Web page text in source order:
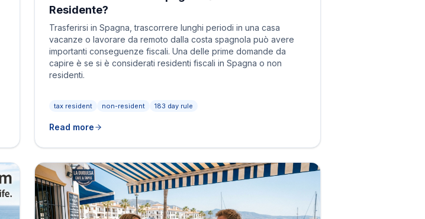
Residente?
Trasferirsi in Spagna, trascorrere lunghi periodi in una casa
vacanze o lavorare da remoto dalla costa spagnola può avere
importanti conseguenze fiscali. Una delle prime domande da
capire è se si è considerati residenti fiscali in Spagna o non
residenti.
tax resident non-resident 183 day rule
Read more